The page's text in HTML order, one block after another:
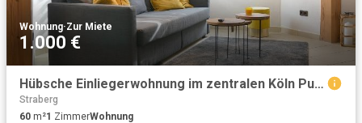
Wohnung·Zur Miete
1.000 €
Hübsche Einliegerwohnung im zentralen Köln Pulheim – zeitwohnen.de
Straberg
60 m²1 ZimmerWohnung